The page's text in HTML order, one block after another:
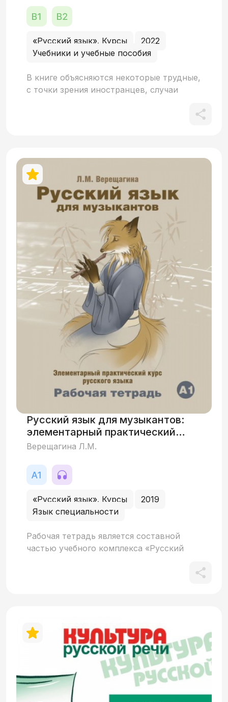
«Русский язык». Курсы
2022
Учебники и учебные пособия
В книге объясняются некоторые трудные,
с точки зрения иностранцев, случаи
какими способами передаются в русском
Издание рассчитано на тех, кто уже
владеет русским языком в объёме
базового курса, знаком с основами
русской грамматики и хочет
совершенствовать свои знания или
готовится к сдаче экзамена I или II
сертификационного уровня. Может
использоваться в самостоятельном
изучении русского языка. Работа может
быть полезна и для начинающих
преподавателей РКИ.
Русский язык для музыкантов:
элементарный практический
курс русского языка
Верещагина Л.М.
«Русский язык». Курсы
2019
Язык специальности
Рабочая тетрадь является составной
частью учебного комплекса «Русский
использованием материалов, записанных
на CD). Все задания содержат ключи.
Предназначается для самостоятельной
внеаудиторной работы.